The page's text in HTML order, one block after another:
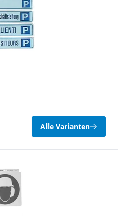
Alle Varianten